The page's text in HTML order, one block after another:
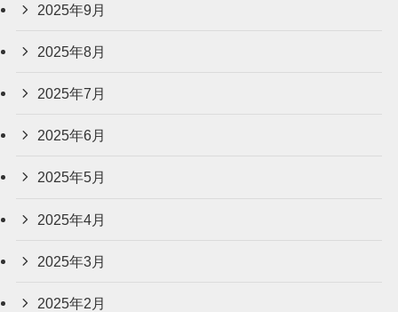
2025年9月
2025年8月
2025年7月
2025年6月
2025年5月
2025年4月
2025年3月
2025年2月